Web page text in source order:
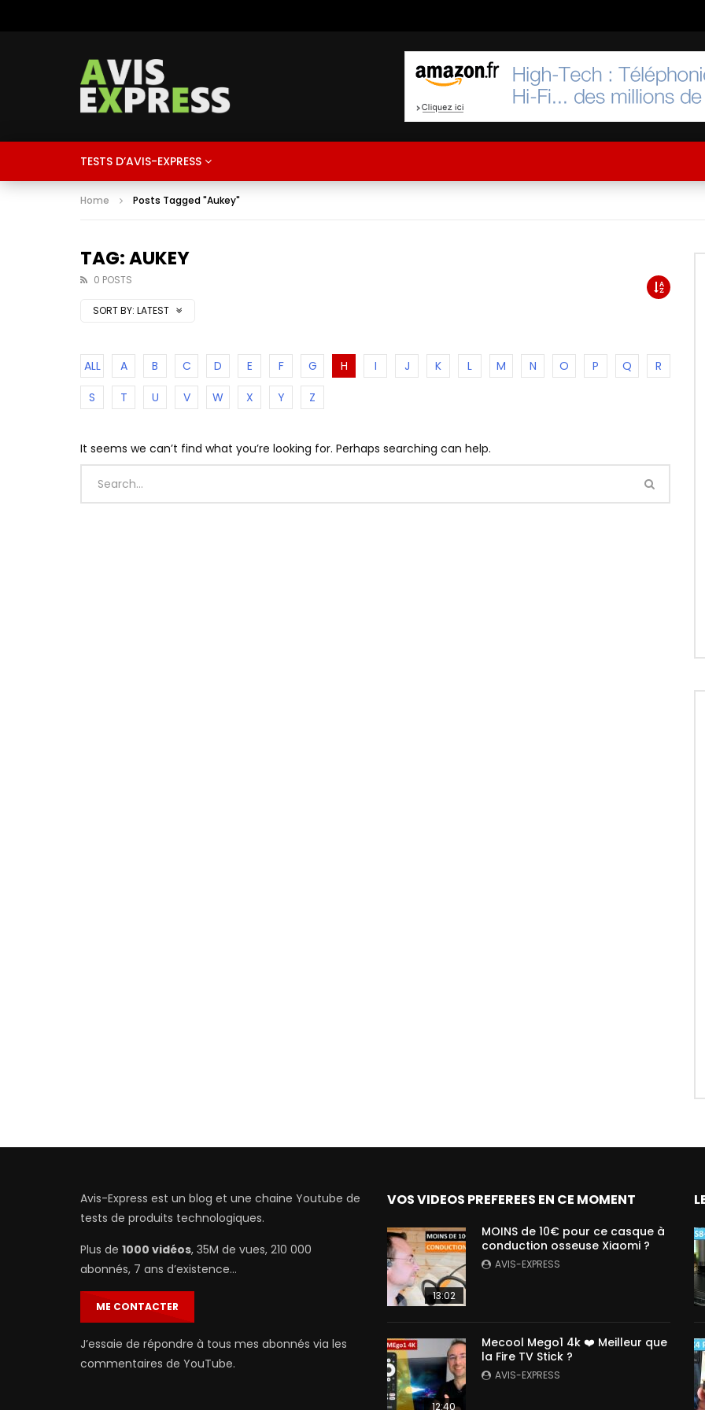
TESTS D’AVIS-EXPRESS
Home Posts Tagged "Aukey"
TAG: AUKEY
0 POSTS
SORT BY: LATEST
ALL A B C D E F G H I J K L M N O P Q
R
S
T U V W X Y Z
It seems we can’t find what you’re looking for. Perhaps searching can help.
Avis-Express est un blog et une chaine Youtube de
tests de produits technologiques.
Plus de 1000 vidéos, 35M de vues, 210 000
abonnés, 7 ans d’existence…
ME CONTACTER
J’essaie de répondre à tous mes abonnés via les
commentaires de YouTube.
VOS VIDEOS PREFEREES EN CE MOMENT
13:02
MOINS de 10€ pour ce casque à
conduction osseuse Xiaomi ?
AVIS-EXPRESS
12:40
Mecool Mego1 4k ❤️ Meilleur que
la Fire TV Stick ?
AVIS-EXPRESS